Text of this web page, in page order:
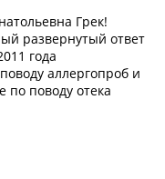
Грек!
развернутый ответ
года
аллергопроб и
по поводу отека